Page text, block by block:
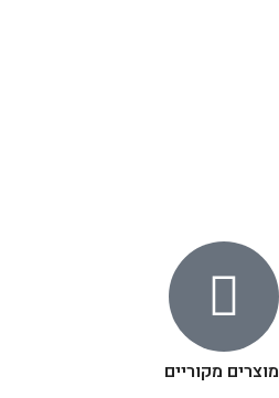
מוצרים מקוריים